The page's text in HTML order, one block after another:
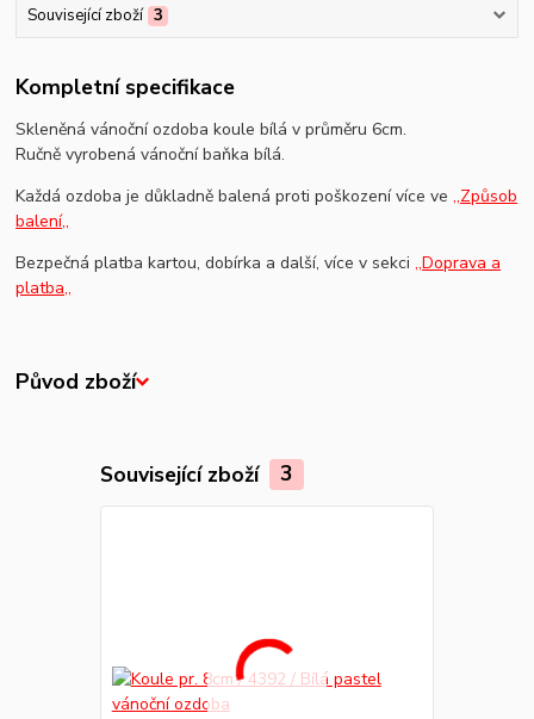
Související zboží 3
Kompletní specifikace
Skleněná vánoční ozdoba koule bílá v průměru 6cm.
Ručně vyrobená vánoční baňka bílá.
Každá ozdoba je důkladně balená proti poškození více ve,,Způsob
balení,,
Bezpečná platba kartou, dobírka a další, více v sekci,,Doprava a
platba,,
Původ zboží
Související zboží 3